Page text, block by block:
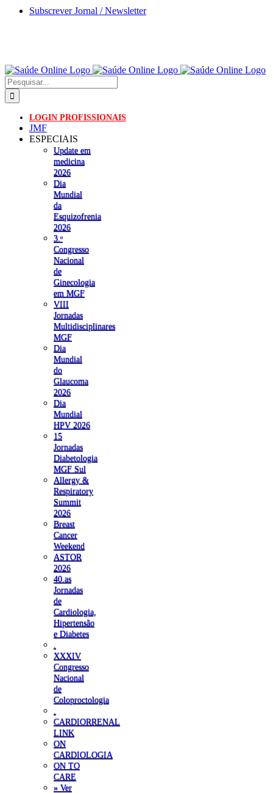
Skip
Subscrever Jornal / Newsletter
Pesquisar
LOGIN PROFISSIONAIS
JMF
ESPECIAIS
Update em
medicina
2026
Dia
Mundial
da
Esquizofrenia
2026
3.ᵒ
Congresso
Nacional
de
Ginecologia
em MGF
VIII
Jornadas
Multidisciplinares
MGF
Dia
Mundial
do
Glaucoma
2026
Dia
Mundial
HPV 2026
15
Jornadas
Diabetologia
MGF Sul
Allergy &
Respiratory
Summit
2026
Breast
Cancer
Weekend
ASTOR
2026
40.as
Jornadas
de
Cardiologia,
Hipertensão
e Diabetes
XXXIV
Congresso
Nacional
de
Coloproctologia
CARDIORRENAL
LINK
ON
CARDIOLOGIA
ON TO
CARE
» Ver